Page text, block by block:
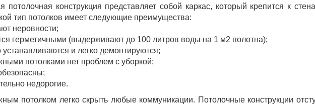
потолочная конструкция представляет собой каркас, который крепится к
тип потолков имеет следующие преимущества:
неровности;
герметичными (выдерживают до 100 литров воды на 1 м2 полотна);
устанавливаются и легко демонтируются;
потолками нет проблем с уборкой;
недорогие.
потолком легко скрыть любые коммуникации. Потолочные конструкции